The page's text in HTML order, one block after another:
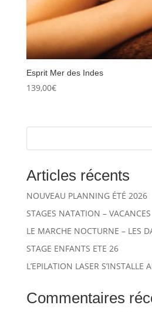
Esprit Mer des Indes
139,00€
Articles récents
NOUVEAU PLANNING ÉTÉ 2026
STAGES NATATION – VACANCES
LE MARCHE NOCTURNE – LES
STAGE ENFANTS ETE 26
L’EPILATION LASER S’INSTALLE
Commentaires